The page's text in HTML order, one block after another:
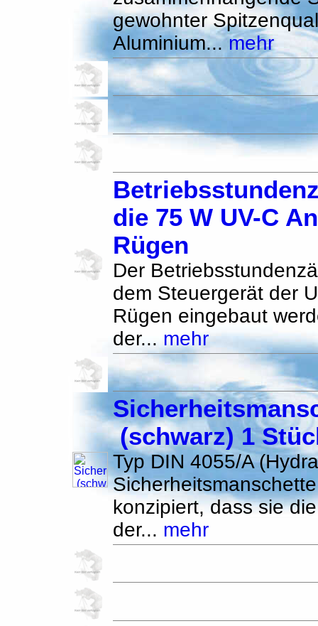
gewohnter
Aluminium...mehr
die 75 W UV-C
Rügen
Der
dem Steuergerät der
Rügen eingebaut
der... mehr
(schwarz) 1
Typ DIN 4055/A
konzipiert, dass sie
der... mehr